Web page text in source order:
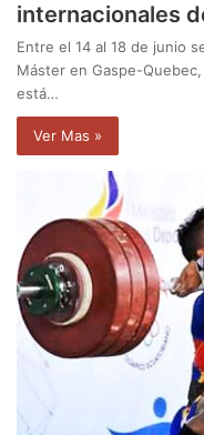
internacionales
Entre el 14 al 18 de junio
Máster en Gaspe-
está…
Ver Mas »